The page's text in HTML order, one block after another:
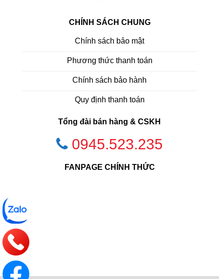
CHÍNH SÁCH CHUNG
Chính sách bảo mật
Phương thức thanh toán
Chính sách bảo hành
Quy định thanh toán
Tổng đài bán hàng & CSKH
0945.523.235
FANPAGE CHÍNH THỨC